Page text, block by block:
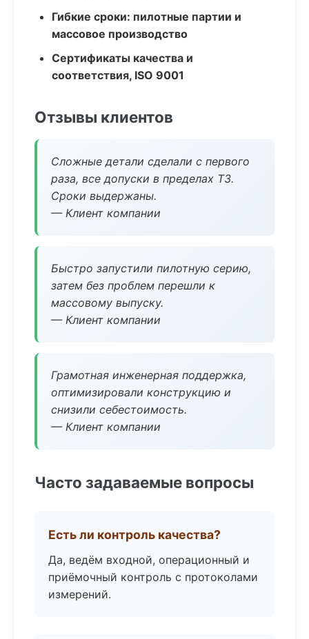
Гибкие сроки: пилотные партии и
массовое производство
Сертификаты качества и
соответствия, ISO 9001
Отзывы клиентов
Сложные детали сделали с первого
раза, все допуски в пределах ТЗ.
Сроки выдержаны.
— Клиент компании
Быстро запустили пилотную серию,
затем без проблем перешли к
массовому выпуску.
— Клиент компании
Грамотная инженерная поддержка,
оптимизировали конструкцию и
снизили себестоимость.
— Клиент компании
Часто задаваемые вопросы
Есть ли контроль качества?
Да, ведём входной, операционный и
приёмочный контроль с протоколами
измерений.